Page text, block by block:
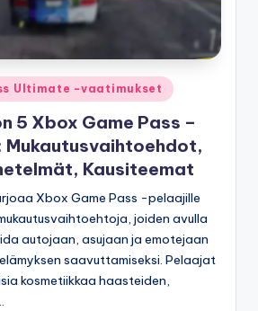
Ultimate -vaatimukset
5 Xbox Game Pass –
Mukautusvaihtoehdot,
Kausiteemat
Xbox Game Pass -pelaajille
joiden avulla
autojaan, asujaan ja emotejaan
saavuttamiseksi. Pelaajat
kosmetiikkaa haasteiden,